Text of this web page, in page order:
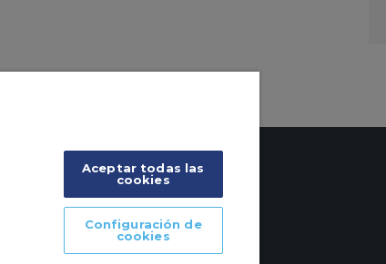
Aceptar todas las
cookies
Configuración de
cookies